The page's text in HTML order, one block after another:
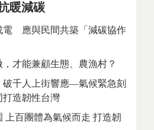
暖減碳
電 應與民間共築「減碳協作
才能兼顧生態、農漁村？
破千人上街響應—氣候緊急刻
打造韌性台灣
上百團體為氣候而走 打造韌